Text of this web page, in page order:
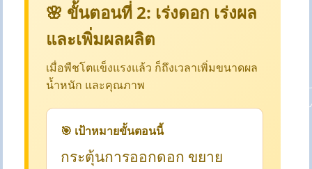
🌸 ขั้นตอนที่ 2: เร่งดอก เร่งผล
และเพิ่มผลผลิต
เมื่อพืชโตแข็งแรงแล้ว ก็ถึงเวลาเพิ่มขนาดผล
น้ำหนัก และคุณภาพ
🎯 เป้าหมายขั้นตอนนี้
กระตุ้นการออกดอก ขยาย